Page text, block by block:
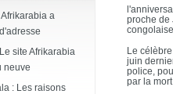
Afrikarabia a
site Afrikarabia
neuve
: Les raisons
proche de
Le
juin
police,
par la